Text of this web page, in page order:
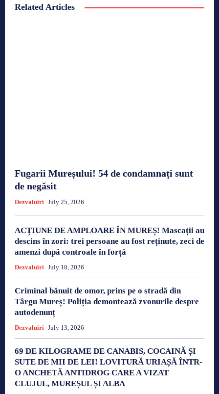
Related Articles
Fugarii Mureșului! 54 de condamnați sunt
de negăsit
Dezvaluiri July 25, 2026
ACȚIUNE DE AMPLOARE ÎN MUREȘ! Mascații au
descins în zori: trei persoane au fost reținute, zeci de
amenzi după controale în forță
Dezvaluiri July 18, 2026
Criminal bănuit de omor, prins pe o stradă din
Târgu Mureș! Poliția demontează zvonurile despre
autodenunț
Dezvaluiri July 13, 2026
69 DE KILOGRAME DE CANABIS, COCAINĂ ȘI
SUTE DE MII DE LEI! LOVITURĂ URIAȘĂ ÎNTR-
O ANCHETĂ ANTIDROG CARE A VIZAT
CLUJUL, MUREȘUL ȘI ALBA